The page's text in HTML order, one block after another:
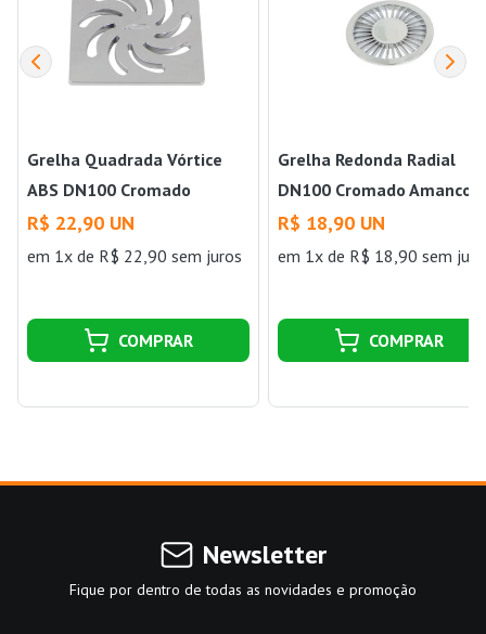
Grelha Quadrada Vórtice
ABS DN100 Cromado
Amanco Wavin
R$ 22,90 UN
em 1x de R$ 22,90 sem juros
COMPRAR
Grelha Redonda Radial
DN100 Cromado Amanco
Wavin
R$ 18,90 UN
em 1x de R$ 18,90 sem
COMPRAR
Newsletter
Fique por dentro de todas as novidades e promoção